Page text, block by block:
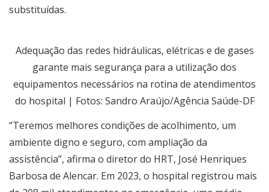
substituídas.
Adequação das redes hidráulicas, elétricas e de gases
garante mais segurança para a utilização dos
equipamentos necessários na rotina de atendimentos
do hospital | Fotos: Sandro Araújo/Agência Saúde-DF
“Teremos melhores condições de acolhimento, um
ambiente digno e seguro, com ampliação da
assistência”, afirma o diretor do HRT, José Henriques
Barbosa de Alencar. Em 2023, o hospital registrou mais